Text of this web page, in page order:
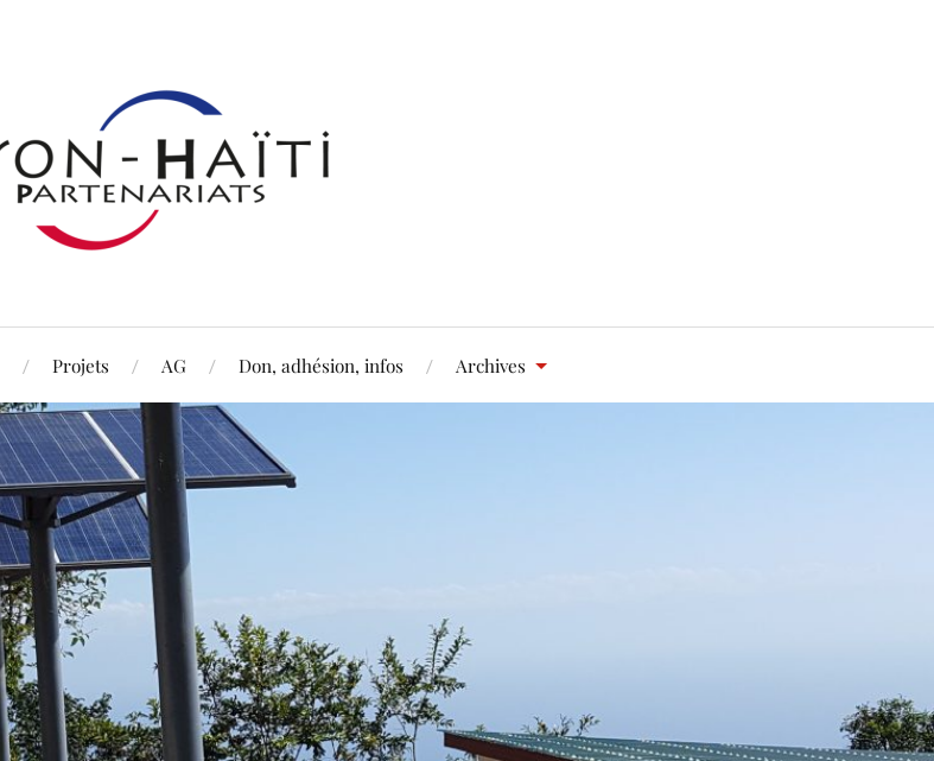
Projets AG Don, adhésion, infos Archives